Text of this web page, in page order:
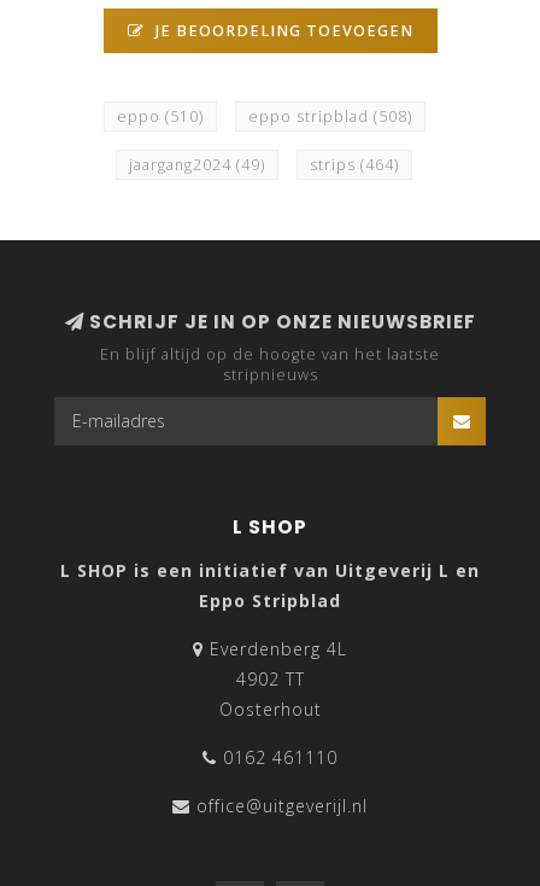
JE BEOORDELING TOEVOEGEN
eppo (510) eppo stripblad (508)
jaargang2024 (49) strips (464)
SCHRIJF JE IN OP ONZE NIEUWSBRIEF
En blijf altijd op de hoogte van het laatste
stripnieuws
L SHOP
L SHOP is een initiatief van Uitgeverij L en
Eppo Stripblad
Everdenberg 4L
4902 TT
Oosterhout
0162 461110
office@uitgeverijl.nl